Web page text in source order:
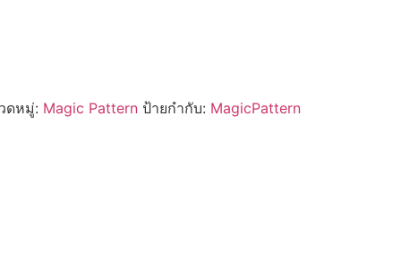
ดหมู่: Magic Pattern ป้ายกำกับ: MagicPattern